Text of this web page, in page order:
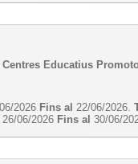
Educatius
2026 Fins al 22/06/2026.
26/06/2026 Fins al 30/06/